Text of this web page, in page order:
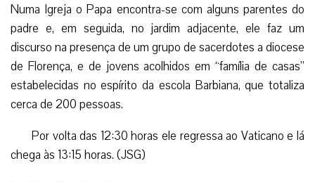
Numa Igreja o Papa encontra-se com alguns parentes do
padre e, em seguida, no jardim adjacente, ele faz um
discurso na presença de um grupo de sacerdotes a diocese
de Florença, e de jovens acolhidos em “família de casas”
estabelecidas no espírito da escola Barbiana, que totaliza
cerca de 200 pessoas.
Por volta das 12:30 horas ele regressa ao Vaticano e lá
chega às 13:15 horas. (JSG)